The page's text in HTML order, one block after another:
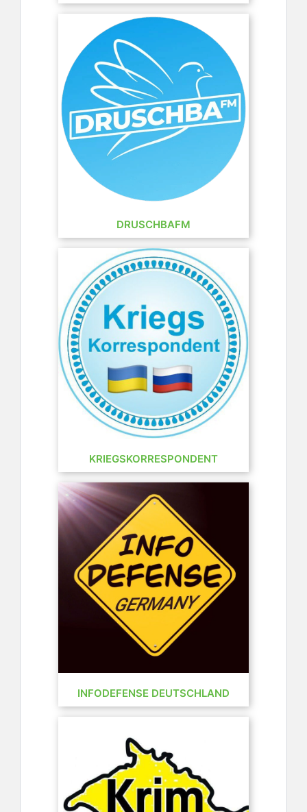
DRUSCHBAFM
KRIEGSKORRESPONDENT
INFODEFENSE DEUTSCHLAND